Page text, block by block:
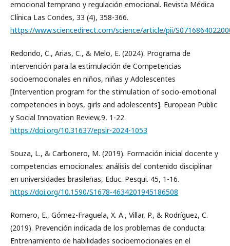
emocional temprano y regulación emocional. Revista Médica
Clínica Las Condes, 33 (4), 358-366.
https://www.sciencedirect.com/science/article/pii/
Redondo, C., Arias, C., & Melo, E. (2024). Programa de
intervención para la estimulación de Competencias
socioemocionales en niños, niñas y Adolescentes
[Intervention program for the stimulation of socio-emotional
competencies in boys, girls and adolescents]. European Public
y Social Innovation Review,9, 1-22.
https://doi.org/10.31637/epsir-2024-1053
Souza, L., & Carbonero, M. (2019). Formación inicial docente y
competencias emocionales: análisis del contenido disciplinar
en universidades brasileñas, Educ. Pesqui. 45, 1-16.
https://doi.org/10.1590/S1678-4634201945186508
Romero, E., Gómez-Fraguela, X. A., Villar, P., & Rodríguez, C.
(2019). Prevención indicada de los problemas de conducta:
Entrenamiento de habilidades socioemocionales en el